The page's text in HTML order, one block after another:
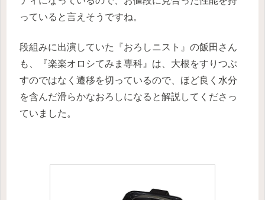
っていると言えそうですね。
段組みに出演していた『おろしニスト』の飯田さん
も、『楽楽オロシてみま専科』は、大根をすりつぶ
すのではなく遷移を切っているので、ほど良く水分
を含んだ滑らかなおろしになると解説してくださっ
ていました。